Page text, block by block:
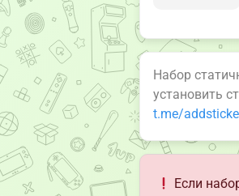
Набор
установить
t.me/
Если